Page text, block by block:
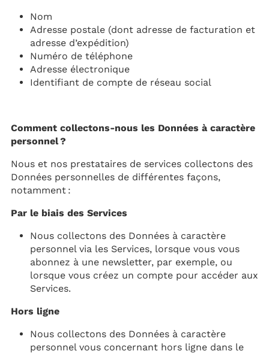
Nom
Adresse postale (dont adresse de facturation et
adresse d’expédition)
Numéro de téléphone
Adresse électronique
Identifiant de compte de réseau social
Comment collectons-nous les Données à caractère
personnel ?
Nous et nos prestataires de services collectons des
Données personnelles de différentes façons,
notamment :
Par le biais des Services
Nous collectons des Données à caractère
personnel via les Services, lorsque vous vous
abonnez à une newsletter, par exemple, ou
lorsque vous créez un compte pour accéder aux
Services.
Hors ligne
Nous collectons des Données à caractère
personnel vous concernant hors ligne dans le